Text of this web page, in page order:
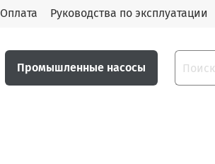
Оплата Руководства по эксплуатации
Промышленные насосы